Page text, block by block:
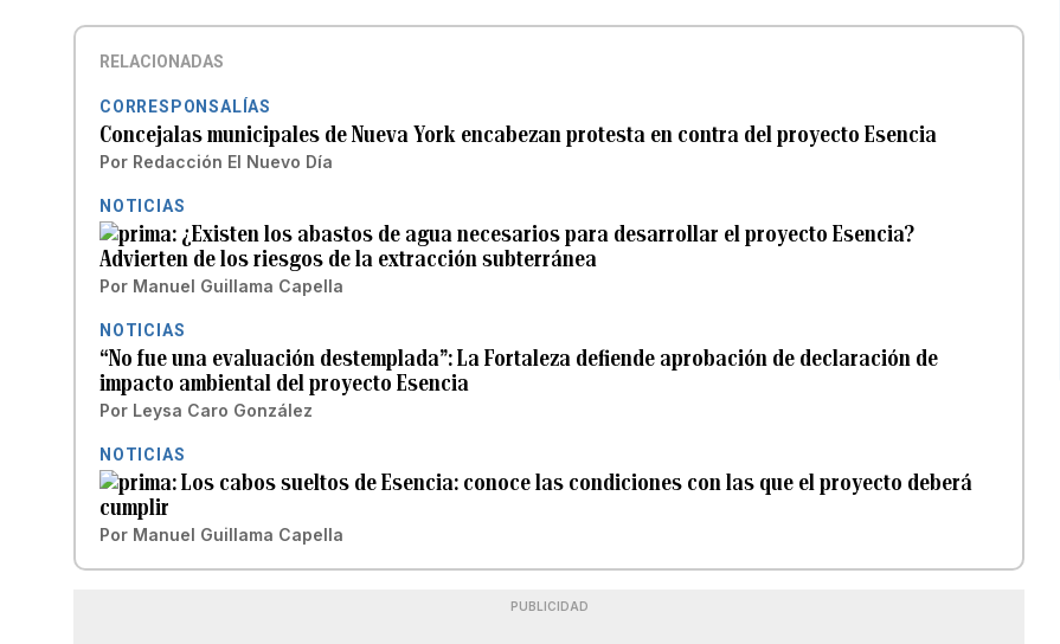
RELACIONADAS
CORRESPONSALÍAS
Concejalas municipales de Nueva York encabezan protesta en contra del proyecto Esencia
Por Redacción El Nuevo Día
NOTICIAS
¿Existen los abastos de agua necesarios para desarrollar el proyecto Esencia?
Advierten de los riesgos de la extracción subterránea
Por Manuel Guillama Capella
NOTICIAS
“No fue una evaluación destemplada”: La Fortaleza defiende aprobación de declaración de
impacto ambiental del proyecto Esencia
Por Leysa Caro González
NOTICIAS
Los cabos sueltos de Esencia: conoce las condiciones con las que el proyecto deberá
cumplir
Por Manuel Guillama Capella
PUBLICIDAD